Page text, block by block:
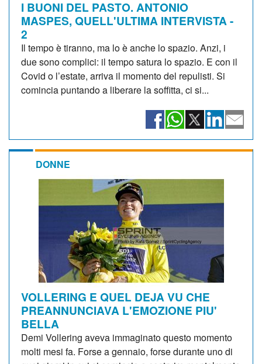
I BUONI DEL PASTO. ANTONIO
MASPES, QUELL'ULTIMA INTERVISTA -
2
Il tempo è tiranno, ma lo è anche lo spazio. Anzi, i
due sono complici: il tempo satura lo spazio. E con il
Covid o l’estate, arriva il momento del repulisti. Si
comincia puntando a liberare la soffitta, ci si...
DONNE
VOLLERING E QUEL DEJA VU CHE
PREANNUNCIAVA L'EMOZIONE PIU'
BELLA
Demi Vollering aveva immaginato questo momento
molti mesi fa. Forse a gennaio, forse durante uno di